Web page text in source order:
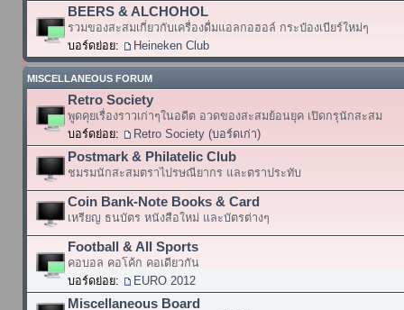
BEERS & ALCHOHOL
รวมของสะสมเกี่ยวกับเครื่องดื่มแอลกอฮอล์ กระป๋องเบียร์ใหม่ๆ
บอร์ดย่อย:
Heineken Club
MISCELLANEOUS FORUM
Retro Society
พูดคุยเรื่องราวเก่าๆในอดีต อวดของสะสมย้อนยุค เปิดกรุนักสะสม
บอร์ดย่อย:
Retro Society (บอร์ดเก่า)
Postmark & Philatelic Club
ชมรมนักสะสมตราไปรษณียากร และตราประทับ
Coin Bank-Note Books & Card
เหรียญ ธนบัตร หนังสือใหม่ และบัตรต่างๆ
Football & All Sports
คอบอล คอโค้ก คอเดียวกัน
บอร์ดย่อย:
EURO 2012
Miscellaneous Board